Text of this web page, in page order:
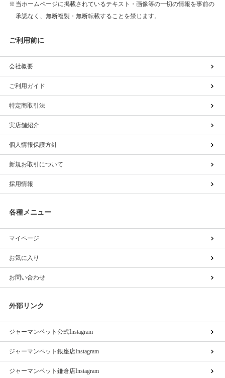
当ホームページに掲載されているテキスト・画像等の一切の情報を事前の
承認なく、無断複製・無断転載することを禁じます。
ご利用前に
会社概要
ご利用ガイド
特定商取引法
実店舗紹介
個人情報保護方針
新規お取引について
採用情報
各種メニュー
マイページ
お気に入り
お問い合わせ
外部リンク
ジャーマンペット公式Instagram
ジャーマンペット銀座店Instagram
ジャーマンペット鎌倉店Instagram